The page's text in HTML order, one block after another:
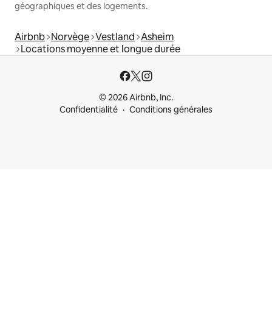
géographiques et des logements.
Airbnb Norvège Vestland Asheim
Locations moyenne et longue durée
© 2026 Airbnb, Inc.
Confidentialité
Conditions générales